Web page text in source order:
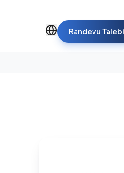
Randevu Talebi